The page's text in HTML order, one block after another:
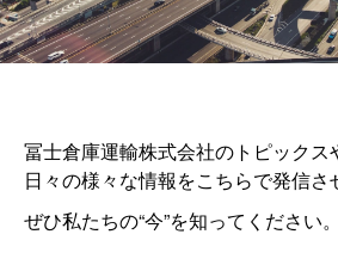
冨士倉庫運輸株式会社のトピックス
日々の様々な情報をこちらで発信さ
ぜひ私たちの“今”を知ってください。